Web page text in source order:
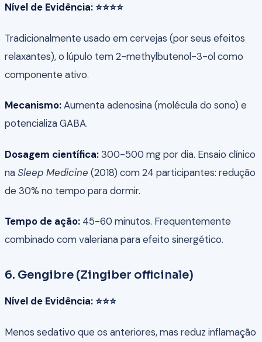
Nível de Evidência: ⭐⭐⭐⭐
Tradicionalmente usado em cervejas (por seus efeitos
relaxantes), o lúpulo tem 2-methylbutenol-3-ol como
componente ativo.
Mecanismo:Aumenta adenosina (molécula do sono) e
potencializa GABA.
Dosagem científica:300-500 mg por dia. Ensaio clínico
naSleep Medicine (2018) com 24 participantes: redução
de 30% no tempo para dormir.
Tempo de ação: 45-60 minutos. Frequentemente
combinado com valeriana para efeito sinergético.
6. Gengibre (Zingiber officinale)
Nível de Evidência: ⭐⭐⭐
Menos sedativo que os anteriores, mas reduz inflamação